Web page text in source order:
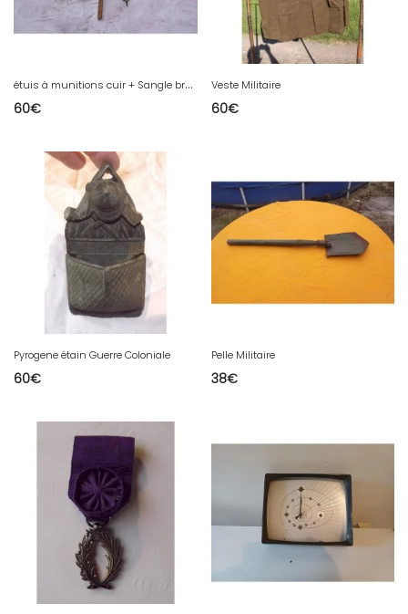
é
tuis à munitions cuir + Sangle bretelle cuir
60€
Veste Militaire
60€
Pyrogene étain Guerre Coloniale
60€
Pelle Militaire
38€